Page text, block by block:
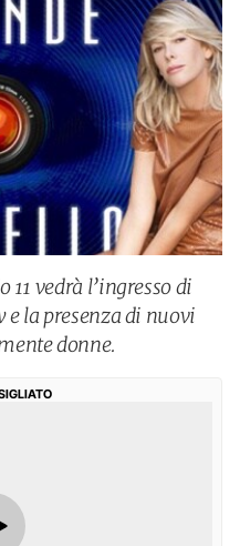
11 vedrà l’ingresso di
la presenza di nuovi
donne.